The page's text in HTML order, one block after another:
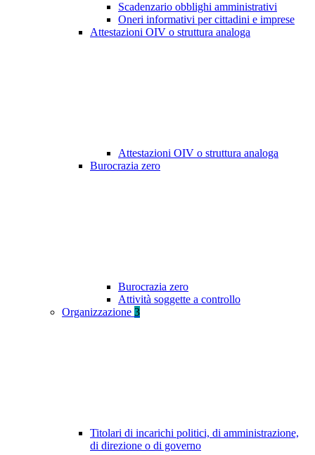
Scadenzario obblighi amministrativi
Oneri informativi per cittadini e imprese
Attestazioni OIV o struttura analoga
Attestazioni OIV o struttura analoga
Burocrazia zero
Burocrazia zero
Attività soggette a controllo
Organizzazione 3
Titolari di incarichi politici, di amministrazione,
di direzione o di governo